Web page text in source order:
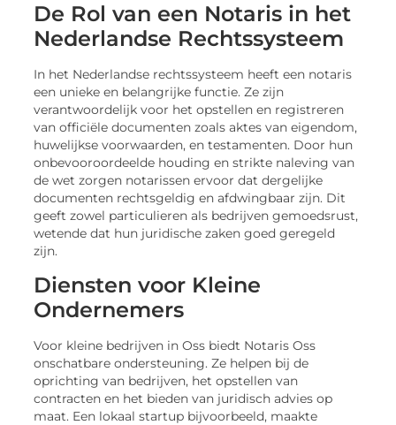
De Rol van een Notaris in het
Nederlandse Rechtssysteem
In het Nederlandse rechtssysteem heeft een notaris
een unieke en belangrijke functie. Ze zijn
verantwoordelijk voor het opstellen en registreren
van officiële documenten zoals aktes van eigendom,
huwelijkse voorwaarden, en testamenten. Door hun
onbevooroordeelde houding en strikte naleving van
de wet zorgen notarissen ervoor dat dergelijke
documenten rechtsgeldig en afdwingbaar zijn. Dit
geeft zowel particulieren als bedrijven gemoedsrust,
wetende dat hun juridische zaken goed geregeld
zijn.
Diensten voor Kleine
Ondernemers
Voor kleine bedrijven in Oss biedt Notaris Oss
onschatbare ondersteuning. Ze helpen bij de
oprichting van bedrijven, het opstellen van
contracten en het bieden van juridisch advies op
maat. Een lokaal startup bijvoorbeeld, maakte